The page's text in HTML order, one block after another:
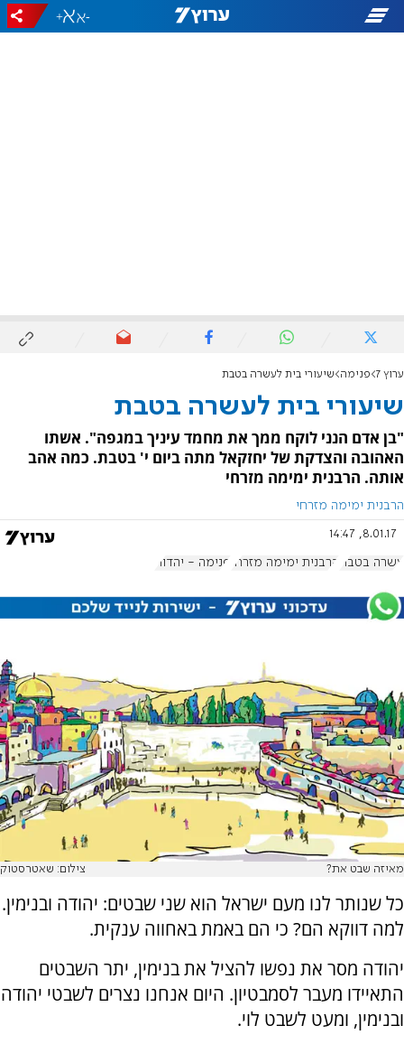
-
+
ערוץ 7 פנימה שיעורי בית לעשרה בטבת
שיעורי בית לעשרה בטבת
"בן אדם הנני לוקח ממך את מחמד עיניך במגפה". אשתו
האהובה והצדקת של יחזקאל מתה ביום י' בטבת. כמה אהב
אותה. הרבנית ימימה מזרחי
הרבנית ימימה מזרחי
8.01.17, 14:47
עשרה בטבת הרבנית ימימה מזרחי פנימה - יהדות
מאיזה שבט את? צילום: שאטרסטוק
כל שנותר לנו מעם ישראל הוא שני שבטים: יהודה ובנימין.
למה דווקא הם? כי הם באמת באחווה ענקית.
יהודה מסר את נפשו להציל את בנימין, יתר השבטים
התאיידו מעבר לסמבטיון. היום אנחנו נצרים לשבטי יהודה
ובנימין, ומעט לשבט לוי.